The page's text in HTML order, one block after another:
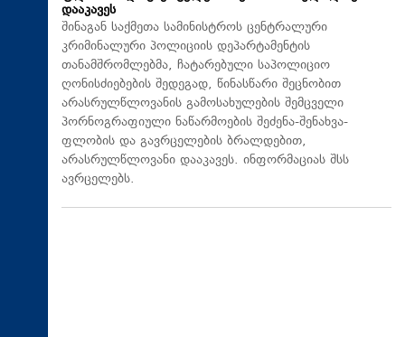
დააკავეს
შინაგან საქმეთა სამინისტროს ცენტრალური
კრიმინალური პოლიციის დეპარტამენტის
თანამშრომლებმა, ჩატარებული საპოლიციო
ღონისძიებების შედეგად, წინასწარი შეცნობით
არასრულწლოვანის გამოსახულების შემცველი
პორნოგრაფიული ნაწარმოების შეძენა-შენახვა-
ფლობის და გავრცელების ბრალდებით,
არასრულწლოვანი დააკავეს. ინფორმაციას შსს
ავრცელებს.